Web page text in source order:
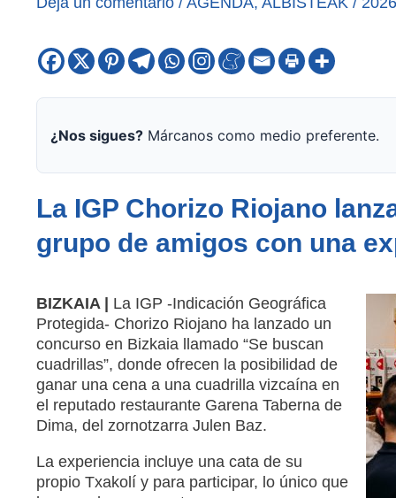
¿Nos sigues?Márcanos como medio preferente.
La IGP Chorizo Riojano
grupo de amigos con una
BIZKAIA | La IGP -Indicación Geográfica
Protegida- Chorizo Riojano ha lanzado un
concurso en Bizkaia llamado “Se buscan
cuadrillas”, donde ofrecen la posibilidad de
ganar una cena a una cuadrilla vizcaína en
el reputado restaurante Garena Taberna de
Dima, del zornotzarra Julen Baz.
La experiencia incluye una cata de su
propio Txakolí y para participar, lo único que